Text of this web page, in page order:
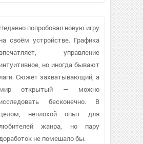
Недавно попробовал новую игру
на своём устройстве. Графика
впечатляет, управление
интуитивное, но иногда бывают
лаги. Сюжет захватывающий, а
мир открытый — можно
исследовать бесконечно. В
целом, неплохой опыт для
любителей жанра, но пару
доработок не помешало бы.